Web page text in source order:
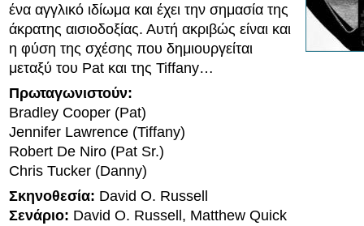
ένα αγγλικό ιδίωμα και έχει την σημασία της
άκρατης αισιοδοξίας. Αυτή ακριβώς είναι και
η φύση της σχέσης που δημιουργείται
μεταξύ του Pat και της Tiffany…
Πρωταγωνιστούν:
Bradley Cooper (Pat)
Jennifer Lawrence (Tiffany)
Robert De Niro (Pat Sr.)
Chris Tucker (Danny)
Σκηνοθεσία: David O. Russell
Σενάριο: David O. Russell, Matthew Quick